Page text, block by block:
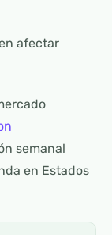
afectar
semanal
en Estados